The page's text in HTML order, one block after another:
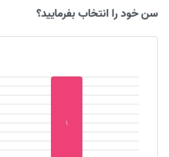
سن خود را انتخاب بفرمایید؟
۱